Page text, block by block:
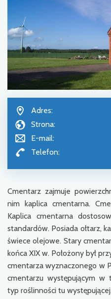
Adres:
Strona:
E-mail:
Telefon:
Cmentarz zajmuje
nim kaplica cmentarna.
Kaplica cmentarna
standardów. Posiada ołtarz,
świece olejowe. Stary
końca XIX w. Położony był
cmentarza wyznaczonego w
cmentarzu występującym w
typ roślinności tu